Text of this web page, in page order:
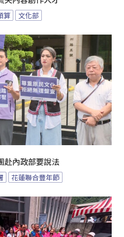
算 文化部
赴內政部要說法
花蓮聯合豐年節